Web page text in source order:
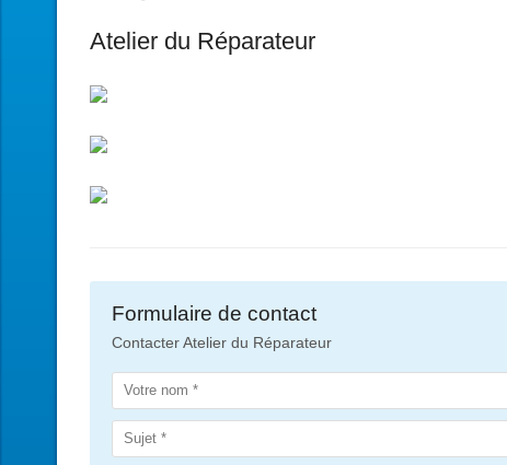
Atelier du Réparateur
Formulaire de contact
Contacter Atelier du Réparateur